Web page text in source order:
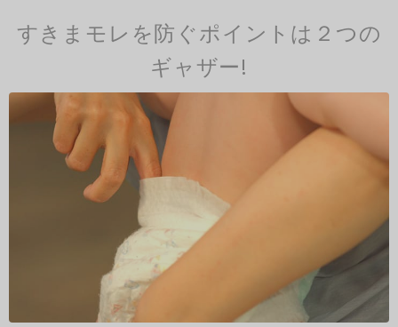
すきまモレを防ぐポイントは２つの
ギャザー!